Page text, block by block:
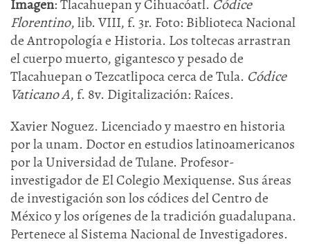
Imagen: Tlacahuepan y Cihuacóatl. Códice
Florentino, lib. VIII, f. 3r. Foto: Biblioteca Nacional
de Antropología e Historia. Los toltecas arrastran
el cuerpo muerto, gigantesco y pesado de
Tlacahuepan o Tezcatlipoca cerca de Tula. Códice
Vaticano A, f. 8v. Digitalización: Raíces.
Xavier Noguez. Licenciado y maestro en historia
por la unam. Doctor en estudios latinoamericanos
por la Universidad de Tulane. Profesor-
investigador de El Colegio Mexiquense. Sus áreas
de investigación son los códices del Centro de
México y los orígenes de la tradición guadalupana.
Pertenece al Sistema Nacional de Investigadores.